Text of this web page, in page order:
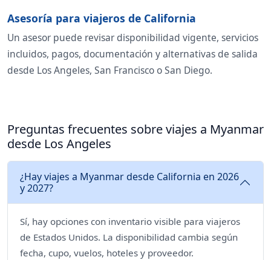
Asesoría para viajeros de California
Un asesor puede revisar disponibilidad vigente, servicios
incluidos, pagos, documentación y alternativas de salida
desde Los Angeles, San Francisco o San Diego.
Preguntas frecuentes sobre viajes a Myanmar
desde Los Angeles
¿Hay viajes a Myanmar desde California en 2026
y 2027?
Sí, hay opciones con inventario visible para viajeros
de Estados Unidos. La disponibilidad cambia según
fecha, cupo, vuelos, hoteles y proveedor.